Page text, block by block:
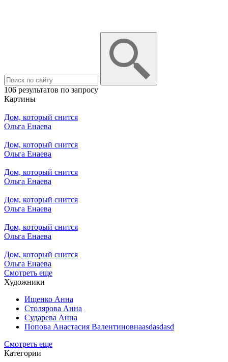
106 результатов по запросу
Картины
Дом, который снится
Ольга Енаева
Дом, который снится
Ольга Енаева
Дом, который снится
Ольга Енаева
Дом, который снится
Ольга Енаева
Дом, который снится
Ольга Енаева
Дом, который снится
Ольга Енаева
Смотреть еще
Художники
Ищенко Анна
Столярова Анна
Сударева Анна
Попова Анастасия Валентиновнаasdasdasd
Смотреть еще
Категории